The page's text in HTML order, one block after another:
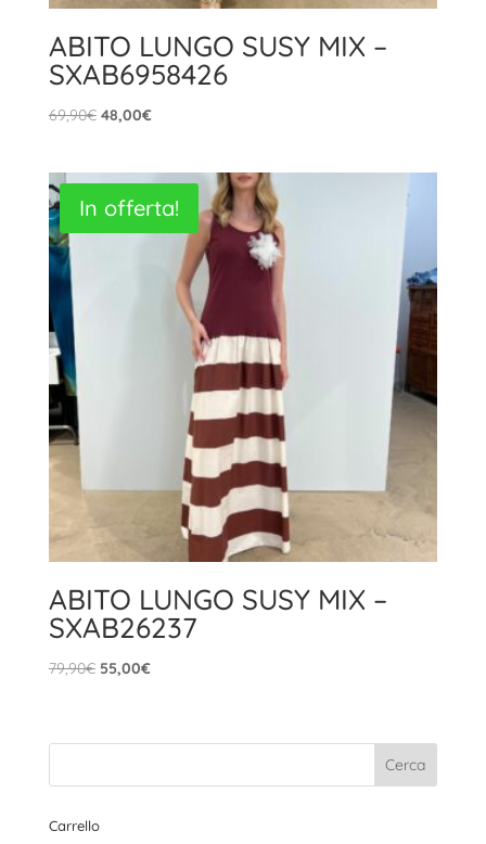
ABITO LUNGO SUSY MIX –
SXAB6958426
69,90€ Il
era:
69,90€.
48,00€Il
è:
48,00€.
In offerta!
ABITO LUNGO SUSY MIX –
SXAB26237
79,90€ Il
era:
55,00€Il
è:
Carrello